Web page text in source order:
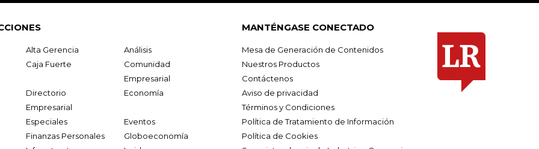
Alta Gerencia
Análisis
Caja Fuerte
Comunidad
Empresarial
Directorio
Empresarial
Economía
Especiales
Eventos
Finanzas Personales
Globoeconomía
MANTÉNGASE CONECTADO
Mesa de Generación de Contenidos
Nuestros Productos
Contáctenos
Aviso de privacidad
Términos y Condiciones
Política de Tratamiento de Información
Política de Cookies